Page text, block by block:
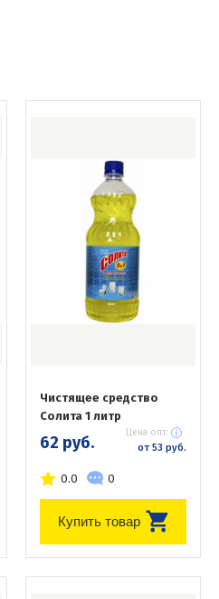
Чистящее средство
Солита 1 литр
62 руб. Цена опт:
от 53 руб.
0.0 0
Купить товар